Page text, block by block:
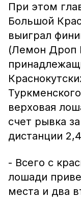
При этом
Большой
выиграл
(Лeмoн Дpoп
верховая
счет рывка
дистанции
- Всего с
лошади
места и два